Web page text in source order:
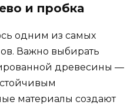
и пробка
одним из самых
Важно выбирать
древесины —
материалы создают